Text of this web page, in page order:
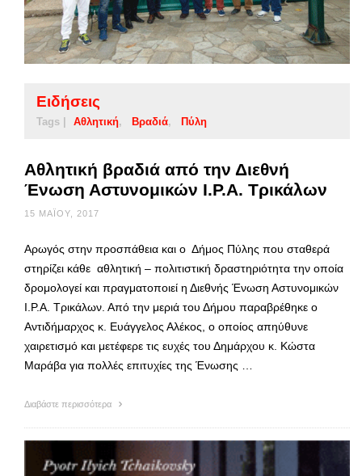
Ειδήσεις
Tags | Αθλητική Βραδιά Πύλη
Αθλητική βραδιά από την Διεθνή
Ένωση Αστυνομικών Ι.Ρ.Α. Τρικάλων
15 ΜΑΪ́ΟΥ, 2017
Αρωγός στην προσπάθεια και ο Δήμος Πύλης που σταθερά
στηρίζει κάθε αθλητική – πολιτιστική δραστηριότητα την οποία
δρομολογεί και πραγματοποιεί η Διεθνής Ένωση Αστυνομικών
Ι.Ρ.Α. Τρικάλων. Από την μεριά του Δήμου παραβρέθηκε ο
Αντιδήμαρχος κ. Ευάγγελος Αλέκος, ο οποίος απηύθυνε
χαιρετισμό και μετέφερε τις ευχές του Δημάρχου κ. Κώστα
Μαράβα για πολλές επιτυχίες της Ένωσης …
Διαβάστε περισσότερα